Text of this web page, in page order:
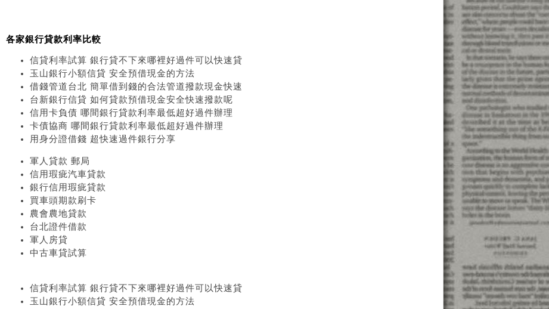
各家銀行貸款利率比較
信貸利率試算 銀行貸不下來哪裡好過件可以快速貸
玉山銀行小額信貸 安全預借現金的方法
借錢管道台北 簡單借到錢的合法管道撥款現金快速
台新銀行信貸 如何貸款預借現金安全快速撥款呢
信用卡負債 哪間銀行貸款利率最低超好過件辦理
卡債協商 哪間銀行貸款利率最低超好過件辦理
用身分證借錢 超快速過件銀行分享
軍人貸款 郵局
信用瑕疵汽車貸款
銀行信用瑕疵貸款
買車頭期款刷卡
農會農地貸款
台北證件借款
軍人房貸
中古車貸試算
信貸利率試算 銀行貸不下來哪裡好過件可以快速貸
玉山銀行小額信貸 安全預借現金的方法